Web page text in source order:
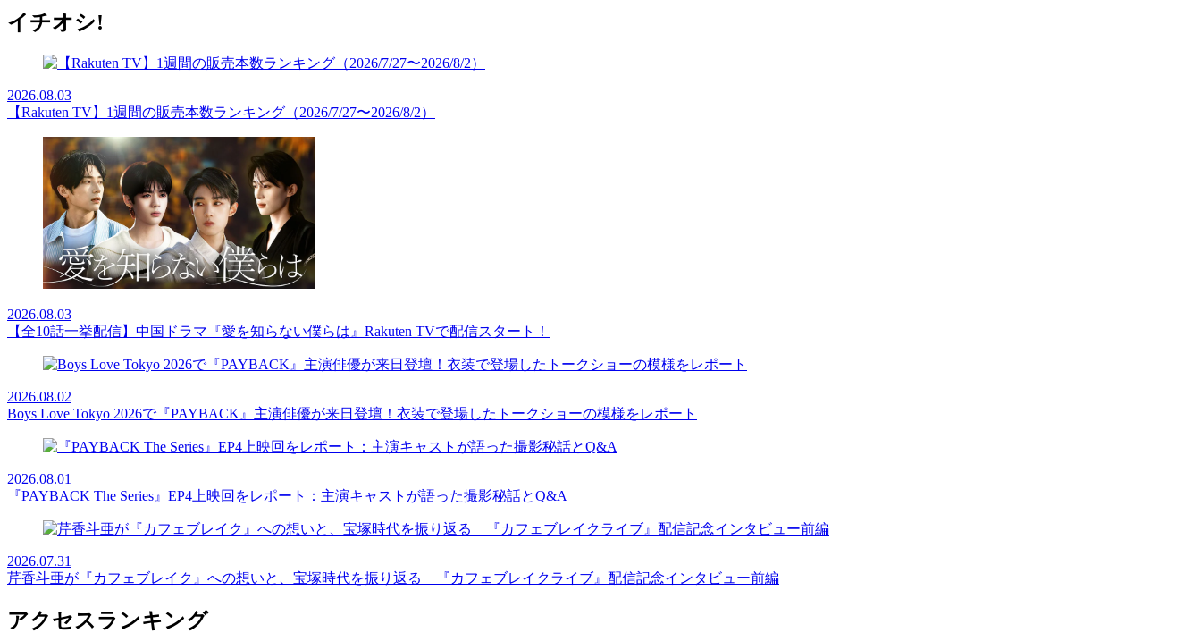
イチオシ!
2026.08.03
【Rakuten TV】1週間の販売本数ランキング（2026/7/27〜2026/8/2）
2026.08.03
【全10話一挙配信】中国ドラマ『愛を知らない僕らは』Rakuten TVで配信スタート！
2026.08.02
Boys Love Tokyo 2026で『PAYBACK』主演俳優が来日登壇！衣装で登場したトークショーの模様をレポート
2026.08.01
『PAYBACK The Series』EP4上映回をレポート：主演キャストが語った撮影秘話とQ&A
2026.07.31
芹香斗亜が『カフェブレイク』への想いと、宝塚時代を振り返る 『カフェブレイクライブ』配信記念インタビュー前編
アクセスランキング